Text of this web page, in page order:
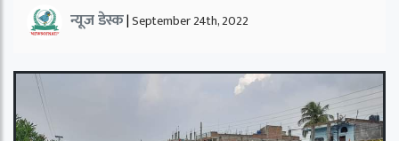
न्यूज डेस्क|September 24th, 2022